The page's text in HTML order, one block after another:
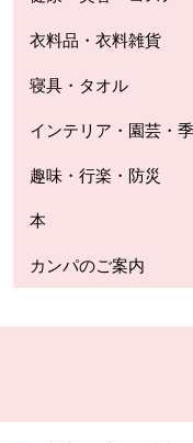
衣料品・衣料雑貨
寝具・タオル
インテリア・園芸・
趣味・行楽・防災
本
カンパのご案内